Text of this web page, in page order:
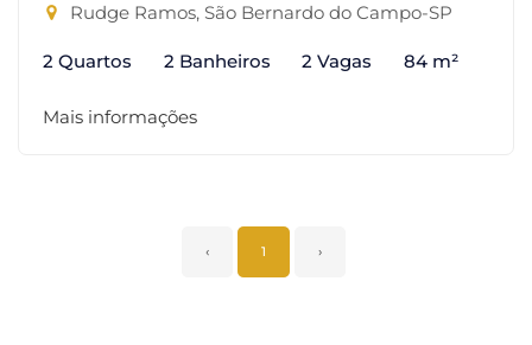
Rudge Ramos, São Bernardo do Campo-SP
2 Quartos 2 Banheiros 2 Vagas 84 m²
Mais informações
‹ 1 ›